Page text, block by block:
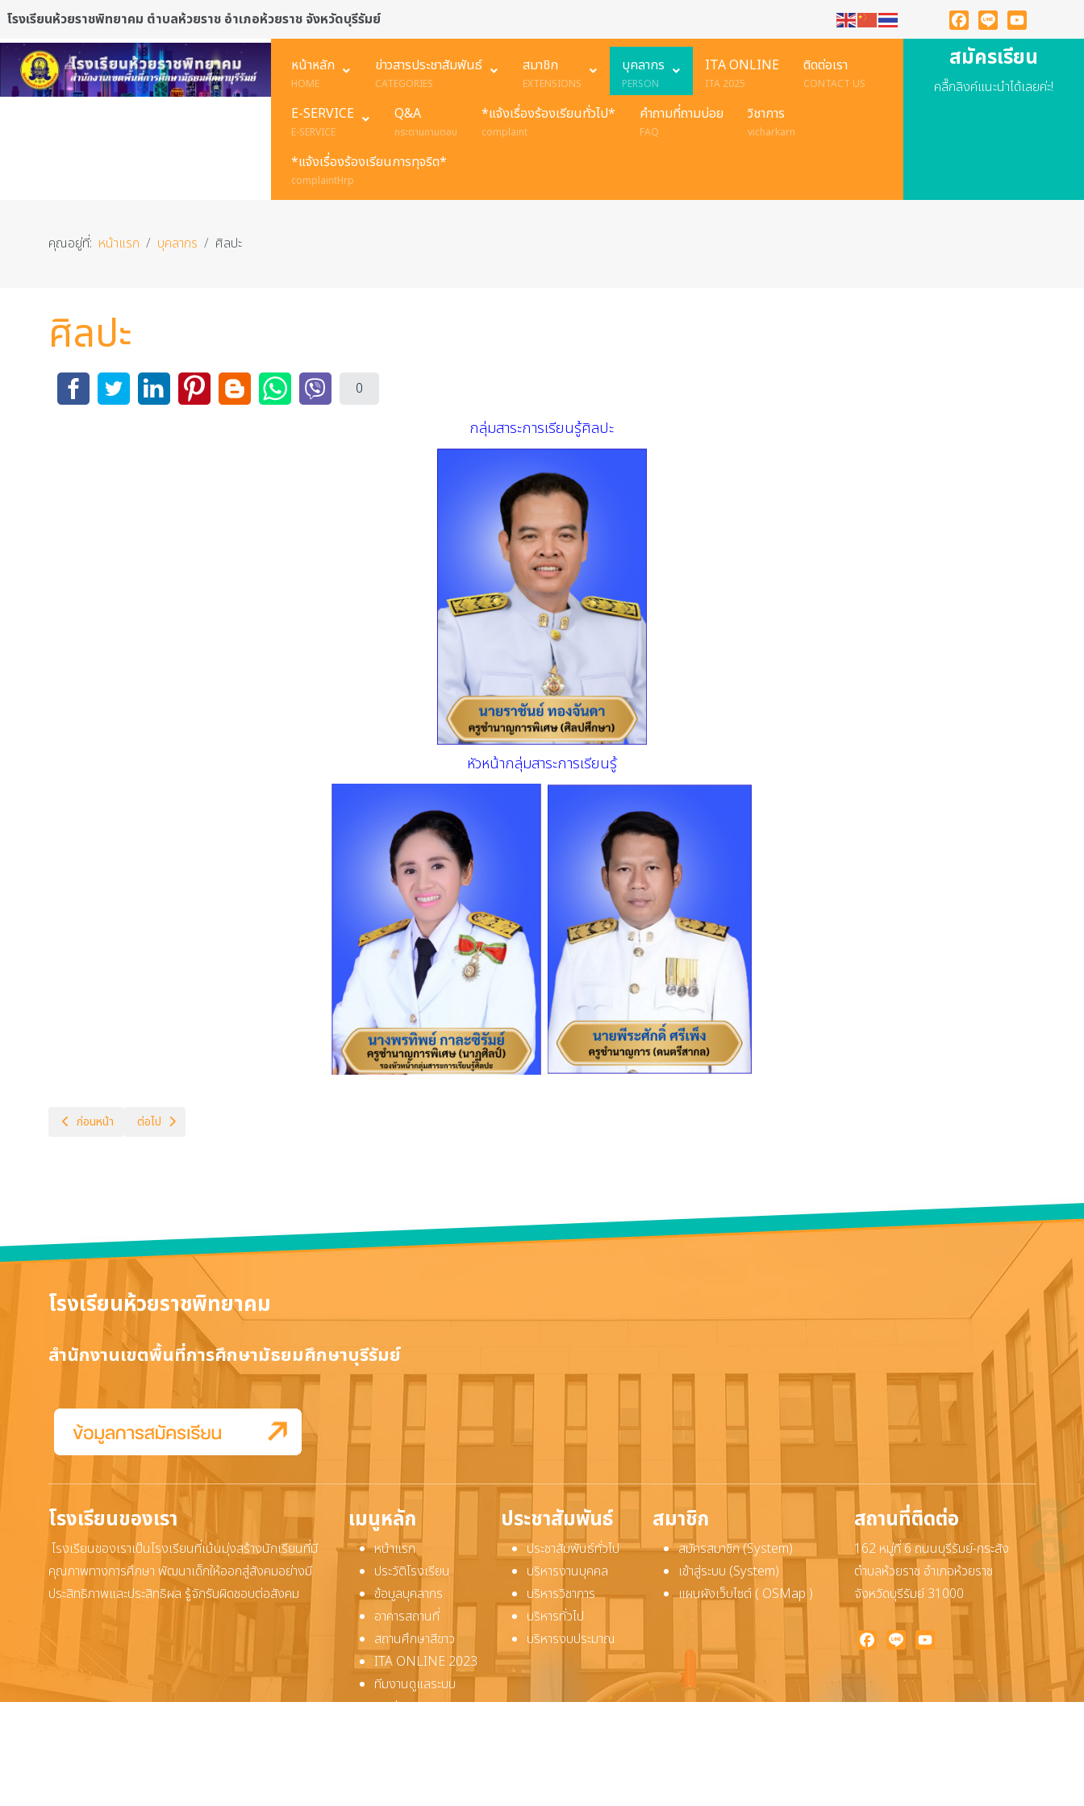
โรงเรียนห้วยราชพิทยาคม ตำบลห้วยราช อำเภอห้วยราช จังหวัดบุรีรัมย์
Facebook
Line YouTube
หน้าหลัก
HOME
ข่าวสารประชาสัมพันธ์
CATEGORIES
สมาชิก
EXTENSIONS
บุคลากร
PERSON
ITA ONLINE
ITA 2025
ติดต่อเรา
CONTACT US
E-SERVICE
E-SERVICE
Q&A
กระดานถามตอบ
*แจ้งเรื่องร้องเรียนทั่วไป*
complaint
คำถามที่ถามบ่อย
FAQ
วิชาการ
vicharkarn
*แจ้งเรื่องร้องเรียนการทุจริต*
complaintHrp
สมัครเรียน
คลื๊กลิงค์แนะนำได้เลยค่ะ!
คุณอยู่ที่: หน้าแรก บุคลากร ศิลปะ
ศิลปะ
0
กลุ่มสาระการเรียนรู้ศิลปะ
หัวหน้ากลุ่มสาระการเรียนรู้
เนื้อหาก่อนหน้า: การงานอาชีพ
ก่อนหน้า เนื้อหาถัดไป: ผู้บริหารสถานศึกษา
ต่อไป
โรงเรียนห้วยราชพิทยาคม
สำนักงานเขตพื้นที่การศึกษามัธยมศึกษาบุรีรัมย์
โรงเรียนของเรา
โรงเรียนของเราเป็นโรงเรียนที่เน้นมุ่งสร้างนักเรียนที่มี
คุณภาพทางการศึกษา พัฒนาเด็กให้ออกสู่สังคมอย่างมี
ประสิทธิภาพและประสิทธิผล รู้จักรับผิดชอบต่อสังคม
เมนูหลัก
หน้าแรก
ประวัติโรงเรียน
ข้อมูลบุคลากร
อาคารสถานที่
สถานศึกษาสีขาว
ITA ONLINE 2023
ทีมงานดูแลระบบ
ติดต่อเรา
ประชาสัมพันธ์
ประชาสัมพันธ์ทั่วไป
บริหารงานบุคคล
บริหารวิชาการ
บริหารทั่วไป
บริหารงบประมาณ
สมาชิก
สมัครสมาชิก (System)
เข้าสู่ระบบ (System)
แผนผังเว็บไซต์ ( OSMap )
สถานที่ติดต่อ
162 หมู่ที่ 6 ถนนบุรีรัมย์-กระสัง
ตำบลห้วยราช อำเภอห้วยราช
จังหวัดบุรีรัมย์ 31000
Facebook
Line YouTube